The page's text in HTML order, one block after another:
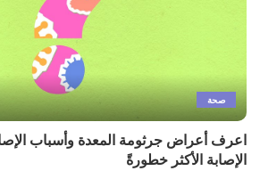
صحة
اعرف أعراض جرثومة المعدة وأسباب
الإصابة الأكثر خطورةً